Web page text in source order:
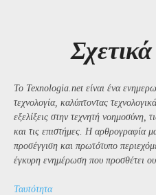
Το Texnologia.net είναι ένα
τεχνολογία, καλύπτοντας
εξελίξεις στην τεχνητή νοημοσύνη,
και τις επιστήμες. Η αρθρογραφία
προσέγγιση και πρωτότυπο
έγκυρη ενημέρωση που προσθέτει
Ταυτότητα